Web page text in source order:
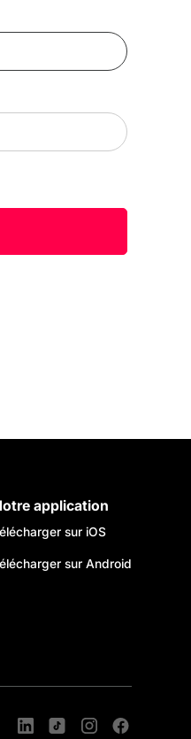
application
sur iOS
sur Android